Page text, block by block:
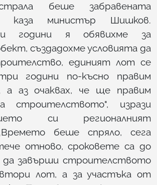
беше забравената
каза министър Шишков.
години я обявихме за
създадохме условията да
единият лот се
години по-късно правим
а аз очаквах, че ще правим
строителството", изрази
си регионалният
беше спряло, сега
отново, сроковете са до
да завърши строителството
лот, а за участъка от